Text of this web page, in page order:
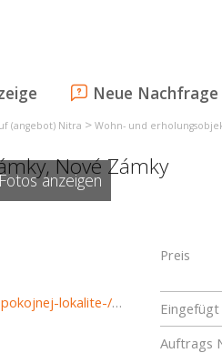
Neue Nachfrage
(angebot) Nitra > Wohn- und
,Nové Zámky
anzeigen
https://www.haloreality.sk/nove-zamky/predaj-zahradna-chata-nove-zamky-v-pokojnej-lokalite-/72806
Preis
Eingefügt
Auftrags